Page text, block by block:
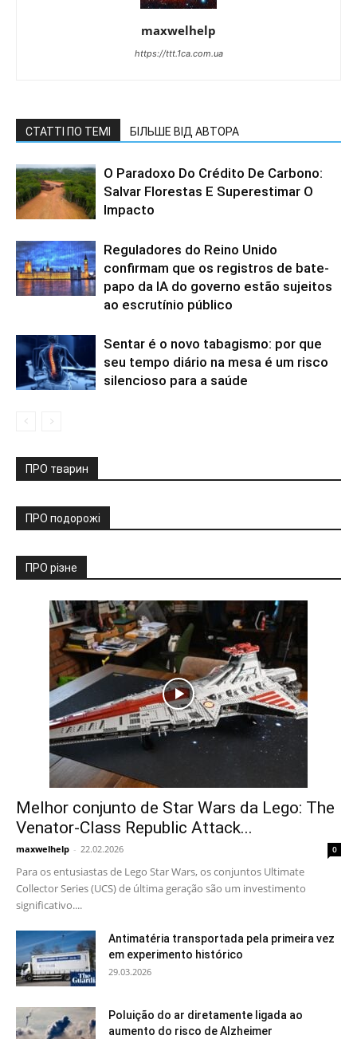
maxwelhelp
https://ttt.1ca.com.ua
СТАТТІ ПО ТЕМІ БІЛЬШЕ ВІД АВТОРА
O Paradoxo Do Crédito De Carbono:
Salvar Florestas E Superestimar O
Impacto
Reguladores do Reino Unido
confirmam que os registros de bate-
papo da IA do governo estão sujeitos
ao escrutínio público
Sentar é o novo tabagismo: por que
seu tempo diário na mesa é um risco
silencioso para a saúde
ПРО тварин
ПРО подорожі
ПРО різне
Melhor conjunto de Star Wars da Lego: The
Venator-Class Republic Attack...
maxwelhelp - 22.02.2026 0
Para os entusiastas de Lego Star Wars, os conjuntos Ultimate
Collector Series (UCS) de última geração são um investimento
significativo....
Antimatéria transportada pela primeira vez
em experimento histórico
29.03.2026
Poluição do ar diretamente ligada ao
aumento do risco de Alzheimer